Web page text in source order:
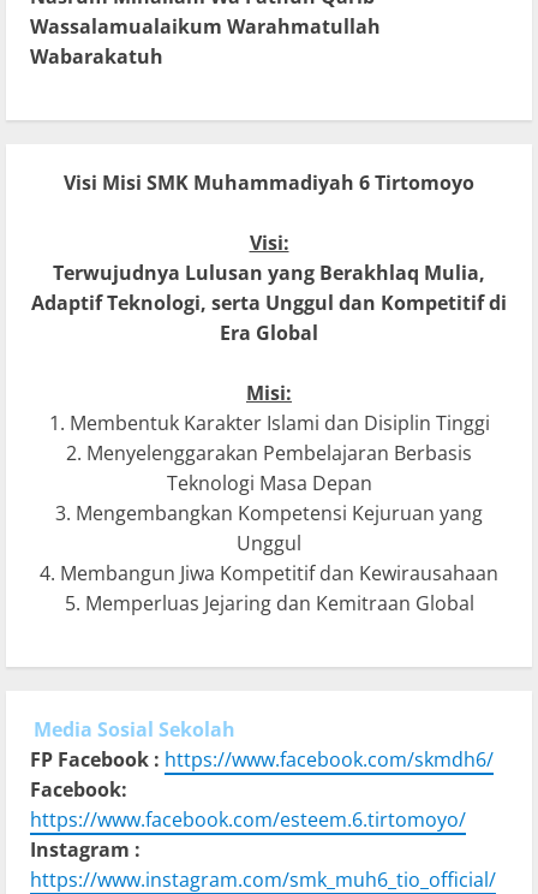
Wassalamualaikum Warahmatullah
Wabarakatuh
Visi Misi SMK Muhammadiyah 6 Tirtomoyo
Visi:
Terwujudnya Lulusan yang Berakhlaq Mulia,
Adaptif Teknologi, serta Unggul dan Kompetitif di
Era Global
Misi:
1. Membentuk Karakter Islami dan Disiplin Tinggi
2. Menyelenggarakan Pembelajaran Berbasis
Teknologi Masa Depan
3. Mengembangkan Kompetensi Kejuruan yang
Unggul
4. Membangun Jiwa Kompetitif dan Kewirausahaan
5. Memperluas Jejaring dan Kemitraan Global
Media Sosial Sekolah
FP Facebook : https://www.facebook.com/skmdh6/
Facebook:
https://www.facebook.com/esteem.6.tirtomoyo/
Instagram :
https://www.instagram.com/smk_muh6_tio_official/